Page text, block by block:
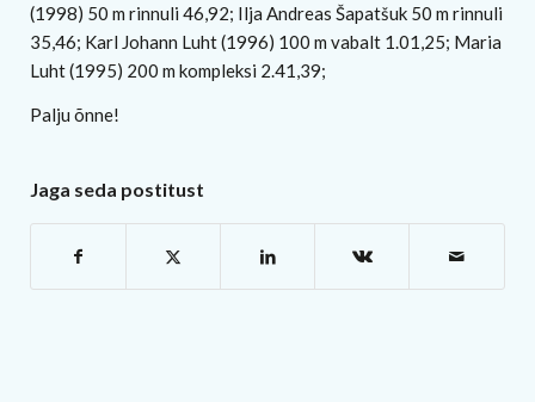
(1998) 50 m rinnuli 46,92; Ilja Andreas Šapatšuk 50 m rinnuli
35,46; Karl Johann Luht (1996) 100 m vabalt 1.01,25; Maria
Luht (1995) 200 m kompleksi 2.41,39;
Palju õnne!
Jaga seda postitust